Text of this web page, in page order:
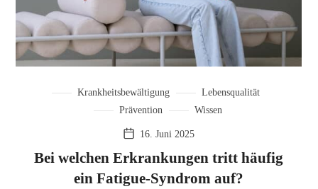
Krankheitsbewältigung
Lebensqualität
Prävention
Wissen
16. Juni 2025
Bei welchen Erkrankungen tritt häufig
ein Fatigue-Syndrom auf?